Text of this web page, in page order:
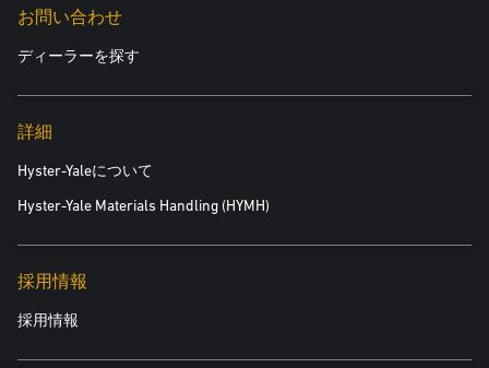
お問い合わせ
ディーラーを探す
詳細
Hyster-Yaleについて
Hyster-Yale Materials Handling (HYMH)
採用情報
採用情報